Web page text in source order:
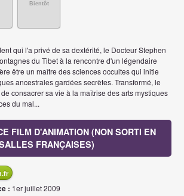
Bientôt
qui l'a privé de sa dextérité, le Docteur Stephen
du Tibet à la rencontre d'un légendaire
être un maître des sciences occultes qui initie
ancestrales gardées secrètes. Transformé, le
consacrer sa vie à la maîtrise des arts mystiques
du mal...
FILM D'ANIMATION (NON SORTI EN
FRANÇAISES)
: 1er juillet 2009